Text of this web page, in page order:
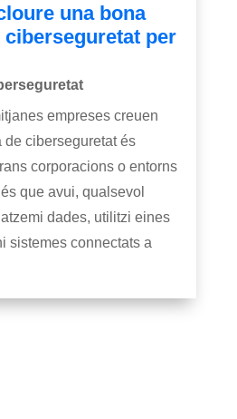
una bona
per
empreses creuen
ciberseguretat és
corporacions o entorns
que avui, qualsevol
dades, utilitzi eines
sistemes connectats a